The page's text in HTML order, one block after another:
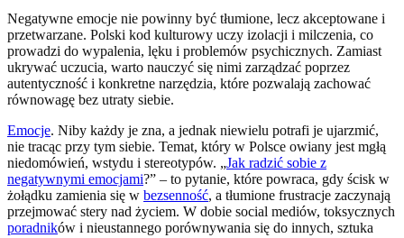
Negatywne emocje nie powinny być tłumione, lecz akceptowane i
przetwarzane. Polski kod kulturowy uczy izolacji i milczenia, co
prowadzi do wypalenia, lęku i problemów psychicznych. Zamiast
ukrywać uczucia, warto nauczyć się nimi zarządzać poprzez
autentyczność i konkretne narzędzia, które pozwalają zachować
równowagę bez utraty siebie.
Emocje. Niby każdy je zna, a jednak niewielu potrafi je ujarzmić,
nie tracąc przy tym siebie. Temat, który w Polsce owiany jest mgłą
niedomówień, wstydu i stereotypów. „Jak radzić sobie z
negatywnymi emocjami?” – to pytanie, które powraca, gdy ścisk w
żołądku zamienia się w bezsenność, a tłumione frustracje zaczynają
przejmować stery nad życiem. W dobie social mediów, toksycznych
poradników i nieustannego porównywania się do innych, sztuka